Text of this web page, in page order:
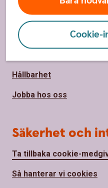
Cookie-
Om Sparbanken Tanum
Vad är en sparbank?
Hållbarhet
Jobba hos oss
Säkerhet och
Ta tillbaka cookie-
Så hanterar vi cookies